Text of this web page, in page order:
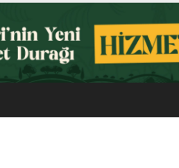
BULUŞMA NOKTASI OLDU”